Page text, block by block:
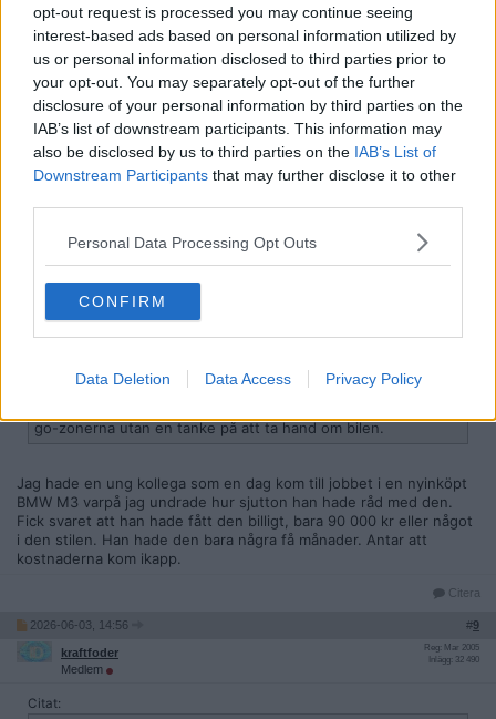
opt-out request is processed you may continue seeing
interest-based ads based on personal information utilized by
us or personal information disclosed to third parties prior to
your opt-out. You may separately opt-out of the further
disclosure of your personal information by third parties on the
IAB’s list of downstream participants. This information may
also be disclosed by us to third parties on the IAB’s List of
Downstream Participants that may further disclose it to other
Personal Data Processing Opt Outs
CONFIRM
Data Deletion Data Access Privacy Policy
- Lånar bilen av släkten, vänner osv
Vit och BMW alla gånger. Ibland vit Mercedes
araber åker främst audi r6 numer , bmw har svalnat lite.
2026-06-03, 14:53
Mechila
Reg: Maj 2026
på blocket och när man kollar ägarhistoriken så är det ett
pärlband med araber som ägt dom någon månad, troligen på
kreditköp och som återtagits så gott som direkt Dom satsar
runt i en dyr bil och ta bilder till facebook och hemlandet för
att visa vilka kungar dom är i dumma Sverige. Inte så kul för
go-zonerna utan en tanke på att ta hand om bilen.
Jag hade en ung kollega som en dag kom till jobbet i en nyinköpt
BMW M3 varpå jag undrade hur sjutton han hade råd med den.
Fick svaret att han hade fått den billigt, bara 90 000 kr eller något
i den stilen. Han hade den bara några få månader. Antar att
kostnaderna kom ikapp.
Citera
2026-06-03, 14:56 #9
kraftfoder
Medlem
Reg: Mar 2005
Inlägg: 32 490
Citat: